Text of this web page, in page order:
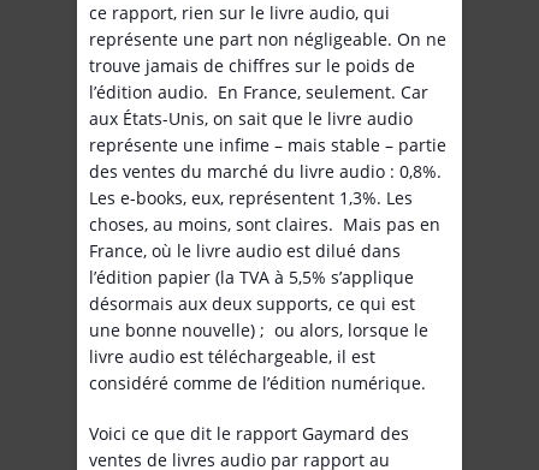
ce rapport, rien sur le livre audio, qui
représente une part non négligeable. On ne
trouve jamais de chiffres sur le poids de
l’édition audio. En France, seulement. Car
aux États-Unis, on sait que le livre audio
représente une infime – mais stable – partie
des ventes du marché du livre audio : 0,8%.
Les e-books, eux, représentent 1,3%. Les
choses, au moins, sont claires. Mais pas en
France, où le livre audio est dilué dans
l’édition papier (la TVA à 5,5% s’applique
désormais aux deux supports, ce qui est
une bonne nouvelle) ; ou alors, lorsque le
livre audio est téléchargeable, il est
considéré comme de l’édition numérique.
Voici ce que dit le rapport Gaymard des
ventes de livres audio par rapport au